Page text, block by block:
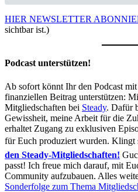
HIER NEWSLETTER
sichtbar ist.)
Podcast unterstützen!
Ab sofort könnt Ihr den Podcast
finanziellen Beitrag unterstützen:
Mitgliedschaften bei Steady. Dafür
Gewissheit, meine Arbeit für die
erhaltet Zugang zu exklusiven
für Euch produziert wurden. Klingt
den Steady-Mitgliedschaften!
passt! Ich freue mich darauf, mit
Community aufzubauen. Alles
Sonderfolge zum Thema